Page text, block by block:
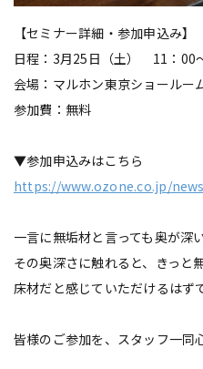
【セミナー詳細・参加申込み】
日程：3月25日（土） 11：00
会場：マルホン東京ショールー
参加費：無料
▼参加申込みはこちら
https://www.ozone.co.jp/
一言に無垢材と言っても奥が深
その奥深さに触れると、きっと
床材だと感じていただけるはず
皆様のご参加を、スタッフ一同